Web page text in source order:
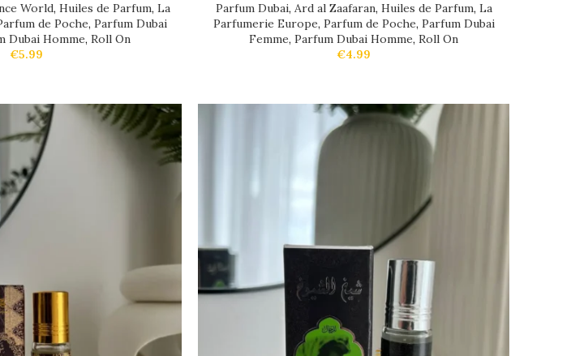
World, Huiles de Parfum, La
de Poche, Parfum Dubai
Dubai Homme, Roll On
€5.99
Parfum Dubai, Ard al Zaafaran, Huiles de Parfum, La
Parfumerie Europe, Parfum de Poche, Parfum Dubai
Femme, Parfum Dubai Homme, Roll On
€4.99